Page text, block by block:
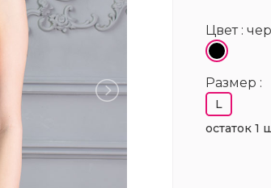
Цвет :
Размер :
L
остаток 1